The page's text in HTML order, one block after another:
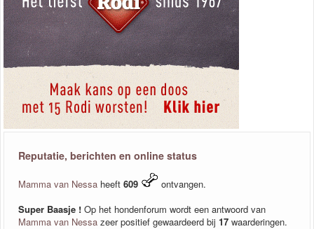
Reputatie, berichten en online status
Mamma van Nessa heeft 609
ontvangen.
Super Baasje ! Op het hondenforum wordt een antwoord van
Mamma van Nessa zeer positief gewaardeerd bij 17 waarderingen.